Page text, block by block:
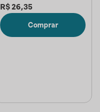
R$ 26,35
Comprar